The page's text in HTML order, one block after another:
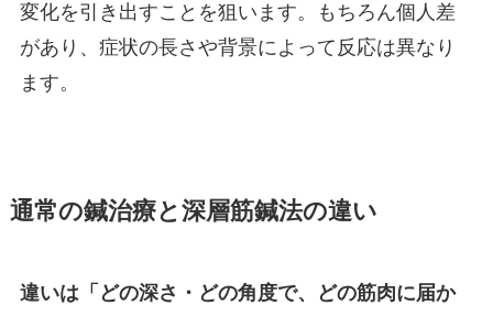
変化を引き出すことを狙います。もちろん個人差
があり、症状の長さや背景によって反応は異なり
ます。
通常の鍼治療と深層筋鍼法の違い
違いは「どの深さ・どの角度で、どの筋肉に届か